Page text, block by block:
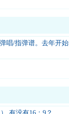
唱/指弹谱。去年开